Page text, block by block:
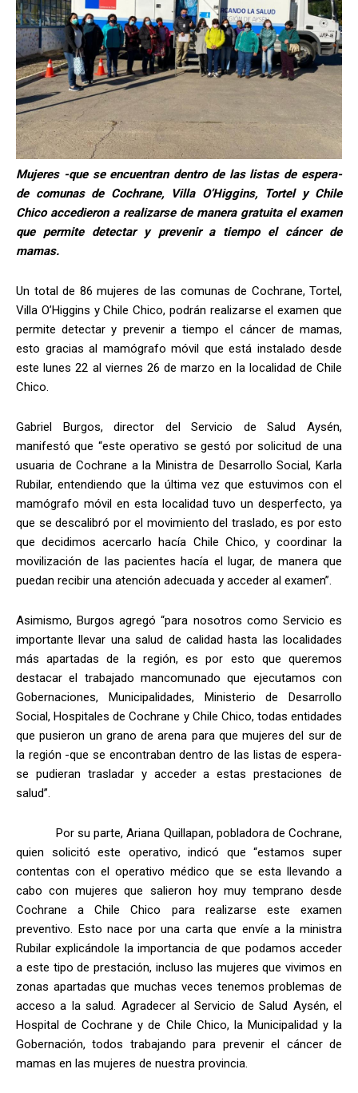
Mujeres -que se encuentran dentro de las listas de espera-
de comunas de Cochrane, Villa O’Higgins, Tortel y Chile
Chico accedieron a realizarse de manera gratuita el examen
que permite detectar y prevenir a tiempo el cáncer de
mamas.
Un total de 86 mujeres de las comunas de Cochrane, Tortel,
Villa O’Higgins y Chile Chico, podrán realizarse el examen que
permite detectar y prevenir a tiempo el cáncer de mamas,
esto gracias al mamógrafo móvil que está instalado desde
este lunes 22 al viernes 26 de marzo en la localidad de Chile
Chico.
Gabriel Burgos, director del Servicio de Salud Aysén,
manifestó que “este operativo se gestó por solicitud de una
usuaria de Cochrane a la Ministra de Desarrollo Social, Karla
Rubilar, entendiendo que la última vez que estuvimos con el
mamógrafo móvil en esta localidad tuvo un desperfecto, ya
que se descalibró por el movimiento del traslado, es por esto
que decidimos acercarlo hacía Chile Chico, y coordinar la
movilización de las pacientes hacía el lugar, de manera que
puedan recibir una atención adecuada y acceder al examen”.
Asimismo, Burgos agregó “para nosotros como Servicio es
importante llevar una salud de calidad hasta las localidades
más apartadas de la región, es por esto que queremos
destacar el trabajado mancomunado que ejecutamos con
Gobernaciones, Municipalidades, Ministerio de Desarrollo
Social, Hospitales de Cochrane y Chile Chico, todas entidades
que pusieron un grano de arena para que mujeres del sur de
la región -que se encontraban dentro de las listas de espera-
se pudieran trasladar y acceder a estas prestaciones de
salud”.
Por su parte, Ariana Quillapan, pobladora de Cochrane,
quien solicitó este operativo, indicó que “estamos super
contentas con el operativo médico que se esta llevando a
cabo con mujeres que salieron hoy muy temprano desde
Cochrane a Chile Chico para realizarse este examen
preventivo. Esto nace por una carta que envíe a la ministra
Rubilar explicándole la importancia de que podamos acceder
a este tipo de prestación, incluso las mujeres que vivimos en
zonas apartadas que muchas veces tenemos problemas de
acceso a la salud. Agradecer al Servicio de Salud Aysén, el
Hospital de Cochrane y de Chile Chico, la Municipalidad y la
Gobernación, todos trabajando para prevenir el cáncer de
mamas en las mujeres de nuestra provincia.